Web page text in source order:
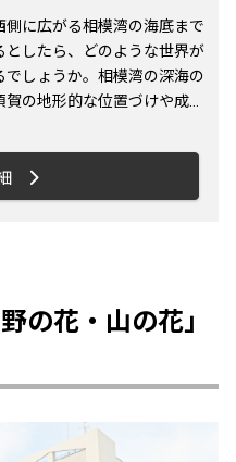
からその謎に迫ります。
側に広がる相模湾の海底まで
としたら、どのような世界が
でしょうか。相模湾の深海の
賀の地形的な位置づけや成り
は、相模湾の深海調査で得ら
石資料や生物資料を映像や静
展示します。また、三浦半島
で紹介します。 ② 相模湾の
ます。 ③ 相模湾の深海映像
生物、地層の様子などを映像
の花・山の花」